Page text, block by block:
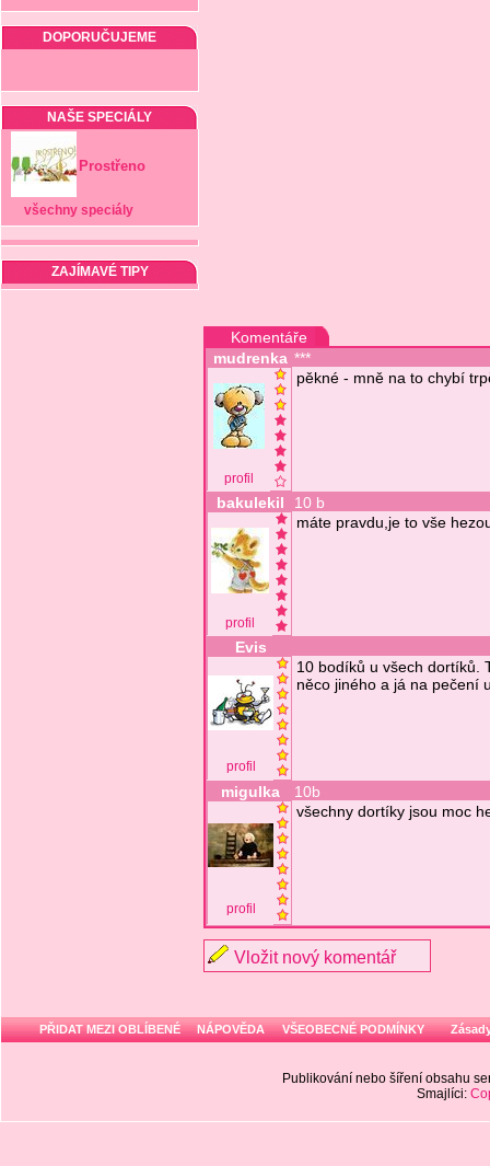
DOPORUČUJEME
NAŠE SPECIÁLY
Prostřeno
všechny speciály
ZAJÍMAVÉ TIPY
Komentáře
mudrenka ***
profil
pěkné - mně na to chybí
bakulekil 10 b
profil
máte pravdu,je to vše
Evis
profil
10 bodíků u všech dortíků.
něco jiného a já na pečení
migulka 10b
profil
všechny dortíky jsou moc
Vložit nový komentář
PŘIDAT MEZI OBLÍBENÉ NÁPOVĚDA VŠEOBECNÉ PODMÍNKY
Publikování nebo šíření obsahu
Smajlíci: